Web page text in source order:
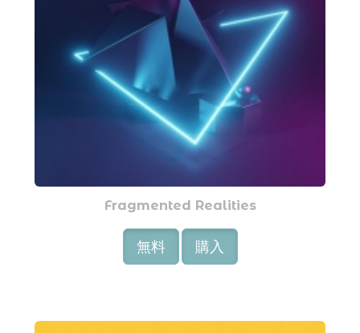
Fragmented Realities
無料 購入